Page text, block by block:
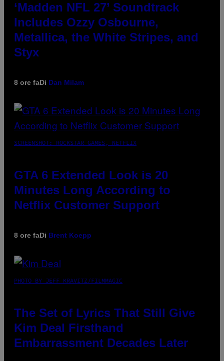
‘Madden NFL 27’ Soundtrack
Includes Ozzy Osbourne,
Metallica, the White Stripes, and
Styx
8 ore faDi Dan Milam
SCREENSHOT: ROCKSTAR GAMES, NETFLIX
GTA 6 Extended Look is 20
Minutes Long According to
Netflix Customer Support
8 ore faDi Brent Koepp
PHOTO BY JEFF KRAVITZ/FILMMAGIC
The Set of Lyrics That Still Give
Kim Deal Firsthand
Embarrassment Decades Later